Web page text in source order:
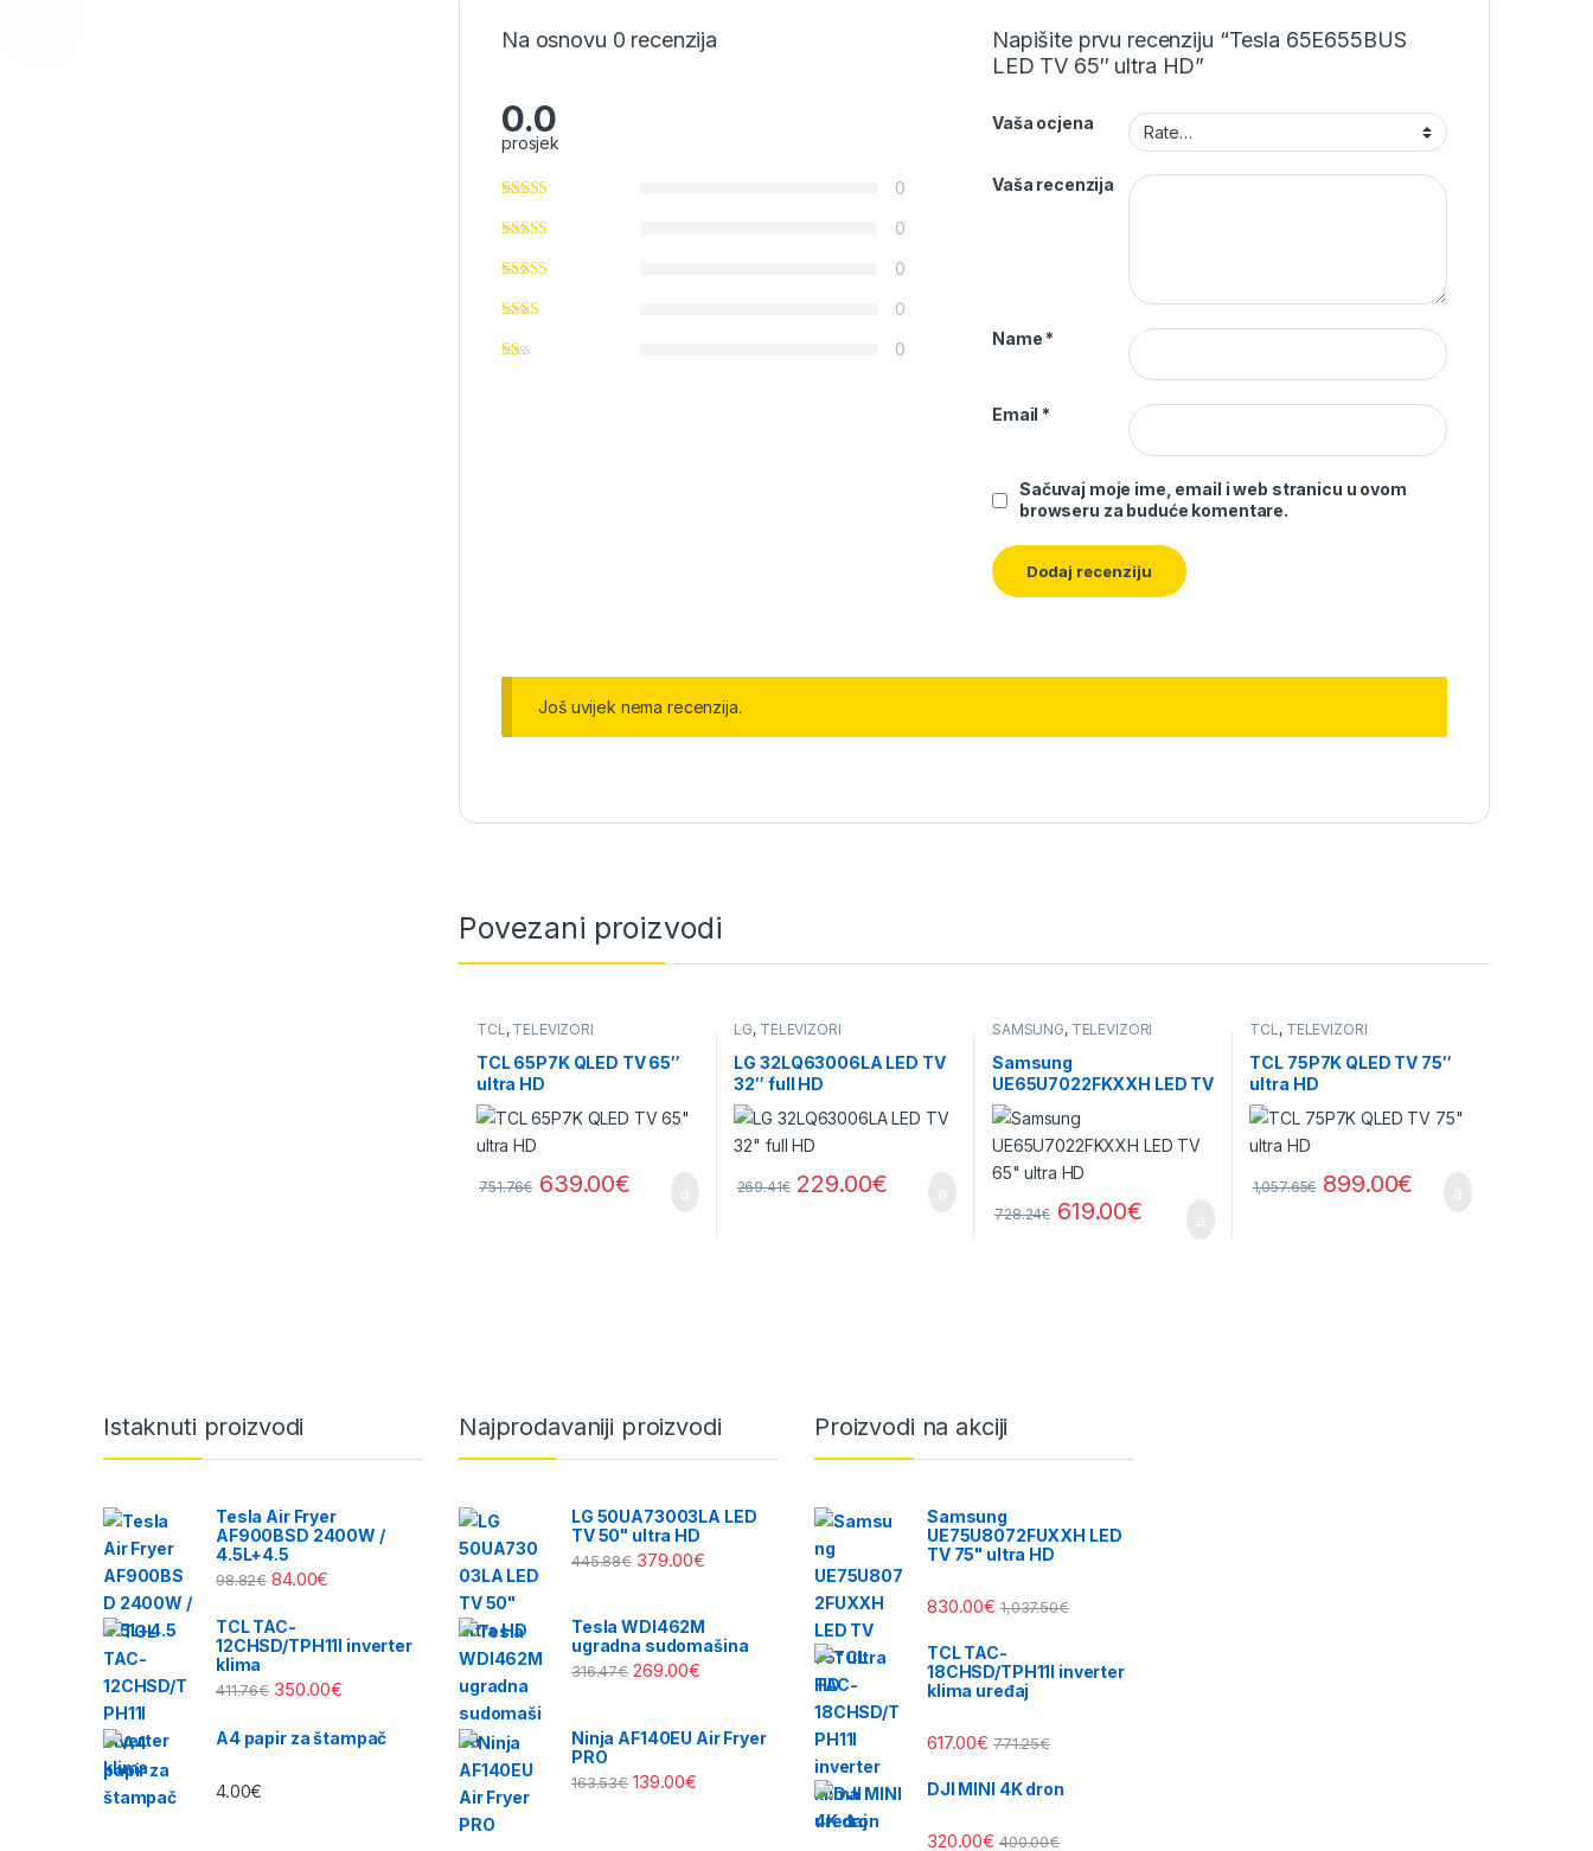
Na osnovu 0 recenzija
0.0
prosjek
0
0
0
0
0
Napišite prvu recenziju “Tesla 65E655BUS
LED TV 65″ ultra HD”
Vaša ocjena
Vaša recenzija
Name *
Email *
Sačuvaj moje ime, email i web stranicu u ovom
browseru za buduće komentare.
Još uvijek nema recenzija.
Povezani proizvodi
TCL, TELEVIZORI
TCL 65P7K QLED TV 65″
ultra HD
751.76€ 639.00€
LG, TELEVIZORI
LG 32LQ63006LA LED TV
32″ full HD
269.41€ 229.00€
SAMSUNG, TELEVIZORI
Samsung
UE65U7022FKXXH LED TV
65″ ultra HD
728.24€ 619.00€
TCL, TELEVIZORI
TCL 75P7K QLED TV 75″
ultra HD
1,057.65€ 899.00€
Brands Carousel
Istaknuti proizvodi
Tesla Air Fryer
AF900BSD 2400W /
4.5L+4.5
98.82€ 84.00€
TCL TAC-
12CHSD/TPH11I inverter
klima
411.76€ 350.00€
A4 papir za štampač
4.00€
Najprodavaniji proizvodi
LG 50UA73003LA LED
TV 50" ultra HD
445.88€ 379.00€
Tesla WDI462M
ugradna sudomašina
316.47€ 269.00€
Ninja AF140EU Air Fryer
PRO
163.53€ 139.00€
Proizvodi na akciji
Samsung
UE75U8072FUXXH LED
TV 75" ultra HD
830.00€ 1,037.50€
TCL TAC-
18CHSD/TPH11I inverter
klima uređaj
617.00€ 771.25€
DJI MINI 4K dron
320.00€ 400.00€